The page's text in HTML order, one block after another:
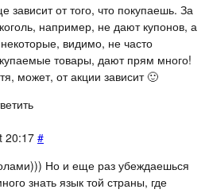
зависит от того, что покупаешь. За
например, не дают купонов, а
видимо, не часто
товары, дают прям много!
может, от акции зависит 🙂
20:17 #
Но и еще раз убеждаешься
знать язык той страны, где